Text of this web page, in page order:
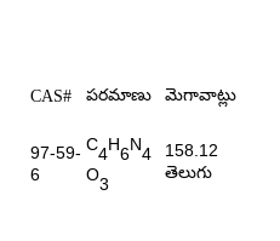
CAS# పరమాణు మెగావాట్లు
97-59-
6
C4H6N4
O3
158.12
తెలుగు